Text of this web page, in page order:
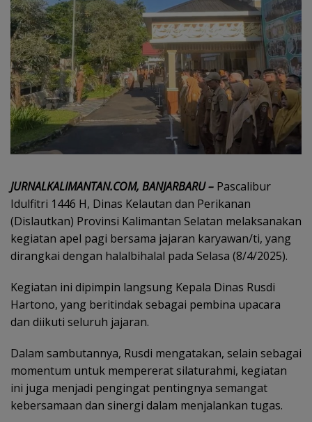
JURNALKALIMANTAN.COM, BANJARBARU – Pascalibur
Idulfitri 1446 H, Dinas Kelautan dan Perikanan
(Dislautkan) Provinsi Kalimantan Selatan melaksanakan
kegiatan apel pagi bersama jajaran karyawan/ti, yang
dirangkai dengan halalbihalal pada Selasa (8/4/2025).
Kegiatan ini dipimpin langsung Kepala Dinas Rusdi
Hartono, yang beritindak sebagai pembina upacara
dan diikuti seluruh jajaran.
Dalam sambutannya, Rusdi mengatakan, selain sebagai
momentum untuk mempererat silaturahmi, kegiatan
ini juga menjadi pengingat pentingnya semangat
kebersamaan dan sinergi dalam menjalankan tugas.